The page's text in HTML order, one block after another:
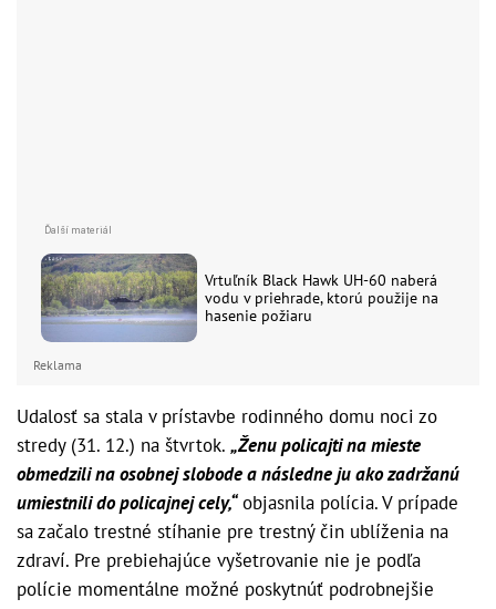
Vrtuľník Black Hawk UH-60 naberá
vodu v priehrade, ktorú použije na
hasenie požiaru
Reklama
Udalosť sa stala v prístavbe rodinného domu noci zo
stredy (31. 12.) na štvrtok. „Ženu policajti na mieste
obmedzili na osobnej slobode a následne ju ako zadržanú
umiestnili do policajnej cely,“objasnila polícia. V prípade
sa začalo trestné stíhanie pre trestný čin ublíženia na
zdraví. Pre prebiehajúce vyšetrovanie nie je podľa
polície momentálne možné poskytnúť podrobnejšie